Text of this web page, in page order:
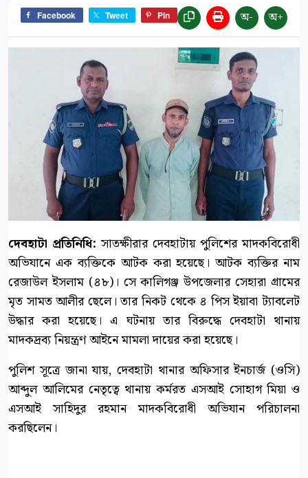
Facebook Tweet Pin অ- অ+
দেবহাটা প্রতিনিধি: সাতক্ষীরার দেবহাটায় পুলিশের মাদকবিরোধী
অভিযানে এক ব্যক্তিকে আটক করা হয়েছে। আটক ব্যক্তির নাম
রেজাউল ইসলাম (৪৮)। সে কালিগঞ্জ উপজেলার সেহারা গ্রামের
মৃত সামত আলীর ছেলে। তার নিকট থেকে ৪ পিস ইয়াবা ট্যাবলেট
উদ্ধার করা হয়েছে। এ ঘটনায় তার বিরুদ্ধে দেবহাটা থানায়
মাদকদ্রব্য নিয়ন্ত্রণ আইনে মামলা দায়ের করা হয়েছে।
পুলিশ সূত্রে জানা যায়, দেবহাটা থানার অফিসার ইনচার্জ (ওসি)
আব্দুল আলিমের নেতৃত্বে থানায় কর্মরত এসআই সোহাগ মিয়া ও
এসআই সাহিদুর রহমান মাদকবিরোধী অভিযান পরিচালনা
করছিলেন।